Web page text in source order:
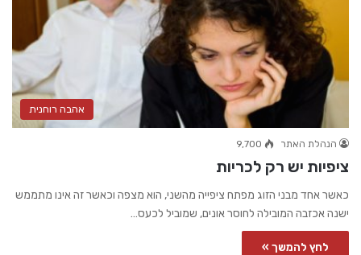
אהבה רוחנית
הנהלת האתר 9,700
ציפיות יש רק לכריות
כאשר אחד מבני הזוג מפתח ציפייה מהשני, הוא מצפה וכאשר זה אינו מתממש
ישנה אכזבה המובילה לחוסר אונים, שמוביל לכעס…
לחץ להמשך »